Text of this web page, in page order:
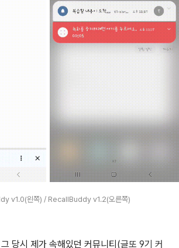
v1.0(왼쪽) / RecallBuddy v1.2(오른쪽)
당시 제가 속해있던 커뮤니티(글또 9기 커